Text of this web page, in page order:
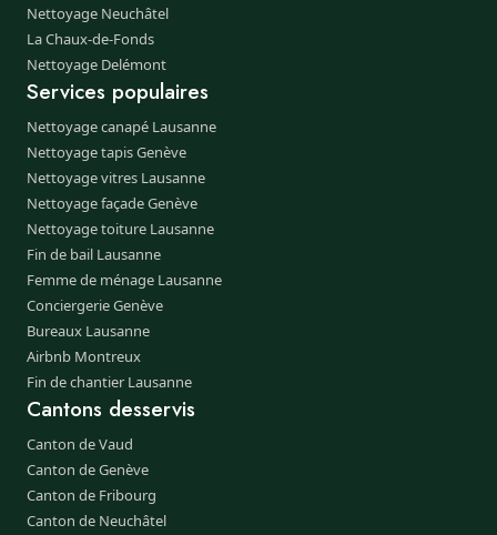
Nettoyage Neuchâtel
La Chaux-de-Fonds
Nettoyage Delémont
Services populaires
Nettoyage canapé Lausanne
Nettoyage tapis Genève
Nettoyage vitres Lausanne
Nettoyage façade Genève
Nettoyage toiture Lausanne
Fin de bail Lausanne
Femme de ménage Lausanne
Conciergerie Genève
Bureaux Lausanne
Airbnb Montreux
Fin de chantier Lausanne
Cantons desservis
Canton de Vaud
Canton de Genève
Canton de Fribourg
Canton de Neuchâtel